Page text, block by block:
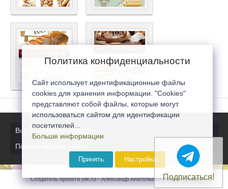
Все последние новости
Полная версия сайта
Создатель проекта 0lik.ru - Александр Анатольевич © 2007-2026
Подписаться!
Политика конфиденциальности
Сайт использует идентификационные файлы
cookies для хранения информации. "Cookies"
представляют собой файлы, которые могут
использоваться сайтом для идентификации
посетителей...
Больше информации
Принять Настройка